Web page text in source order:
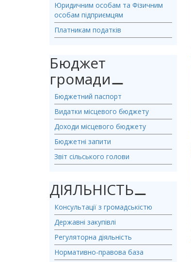
Юридичним особам та Фізичним
особам підприємцям
Платникам податків
Бюджет
громади⚊
Бюджетний паспорт
Видатки місцевого бюджету
Доходи місцевого бюджету
Бюджетні запити
Звіт сільського голови
ДІЯЛЬНІСТЬ⚊
Консультації з громадськістю
Державні закупівлі
Регуляторна діяльність
Нормативно-правова база